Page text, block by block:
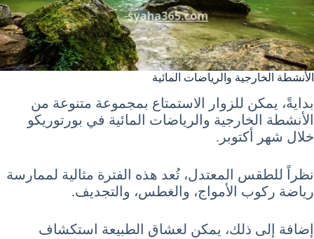
الأنشطة الخارجية والرياضات المائية
بدايةً، يمكن للزوار الاستمتاع بمجموعة متنوعة من
الأنشطة الخارجية والرياضات المائية في بورتوريكو
خلال شهر أكتوبر.
نظراً للطقس المعتدل، تُعد هذه الفترة مثالية لممارسة
رياضة ركوب الأمواج، والغطس، والتجديف.
إضافة إلى ذلك، يمكن لعشاق الطبيعة استكشاف